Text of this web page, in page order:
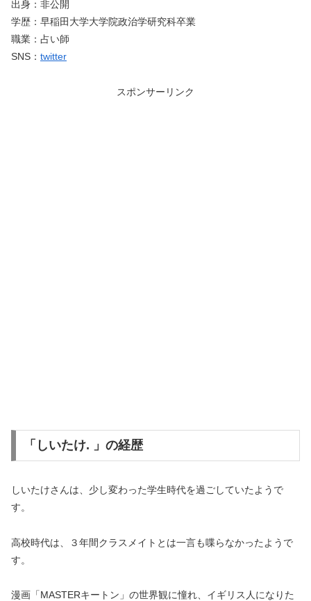
出身：非公開
学歴：早稲田大学大学院政治学研究科卒業
職業：占い師
SNS： twitter
スポンサーリンク
「しいたけ. 」の経歴
しいたけさんは、少し変わった学生時代を過ごしていたようで
す。
高校時代は、３年間クラスメイトとは一言も喋らなかったようで
す。
漫画「MASTERキートン」の世界観に憧れ、イギリス人になりた